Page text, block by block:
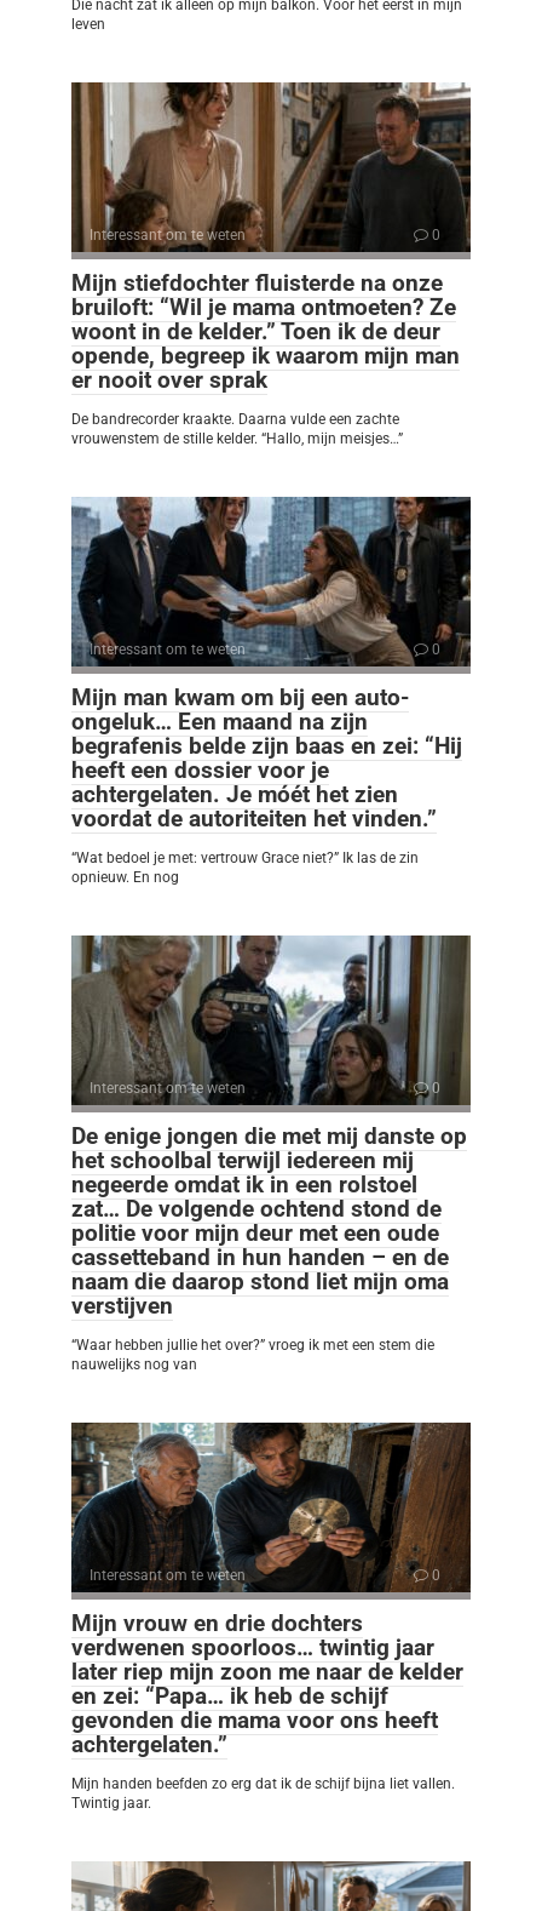
Die nacht zat ik alleen op mijn balkon. Voor het eerst in mijn
leven
Interessant om te weten 0
Mijn stiefdochter fluisterde na onze
bruiloft: “Wil je mama ontmoeten? Ze
woont in de kelder.” Toen ik de deur
opende, begreep ik waarom mijn man
er nooit over sprak
De bandrecorder kraakte. Daarna vulde een zachte
vrouwenstem de stille kelder. “Hallo, mijn meisjes…”
Interessant om te weten 0
Mijn man kwam om bij een auto-
ongeluk… Een maand na zijn
begrafenis belde zijn baas en zei: “Hij
heeft een dossier voor je
achtergelaten. Je móét het zien
voordat de autoriteiten het vinden.”
“Wat bedoel je met: vertrouw Grace niet?” Ik las de zin
opnieuw. En nog
Interessant om te weten 0
De enige jongen die met mij danste op
het schoolbal terwijl iedereen mij
negeerde omdat ik in een rolstoel
zat… De volgende ochtend stond de
politie voor mijn deur met een oude
cassetteband in hun handen – en de
naam die daarop stond liet mijn oma
verstijven
“Waar hebben jullie het over?” vroeg ik met een stem die
nauwelijks nog van
Interessant om te weten 0
Mijn vrouw en drie dochters
verdwenen spoorloos… twintig jaar
later riep mijn zoon me naar de kelder
en zei: “Papa… ik heb de schijf
gevonden die mama voor ons heeft
achtergelaten.”
Mijn handen beefden zo erg dat ik de schijf bijna liet vallen.
Twintig jaar.